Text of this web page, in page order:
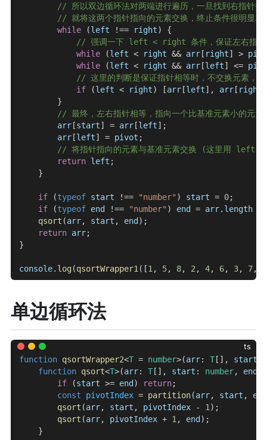
// 所以双边循环法对两端进行遍历，一旦找到右指针
// 就将这两个指针指向的元素交换，终止条件很明显就
        while
(left !== right) {
// 强调一下 left < right 条件，保证左右指针
            while
(left < right && arr[ right] >
            while
(left < right && arr[left] <=
// 这里的判断是保证指针相等时，不交换元素，不
            if
(left < right) [arr[left], arr[ right
        }
        // 最终，左右指针相等，指向一个比基准元素小的元素
        arr
[start] = arr[left];
        arr
[left] = pivot ;
// 将指针指向的元素与基准元素交换 (这里用 left
        return
left ;
    }
    if
(typeof start !== "number" ) start = 0;
    if
(typeof end !== "number" ) end = arr. length -
    qsort
(arr, start , end );
    return
arr;
}
console. log(qsortWrapper1 ([1 , 5, 8, 2 , 4, 6, 3, 7,
单边循环法
ts
function qsortWrapper2<T = number>(arr: T[], start
    function
qsort<T>(arr: T[], start : number, end
        if
(start >= end ) return;
        const
pivotIndex = partition(arr, start , end
        qsort
(arr, start , pivotIndex - 1 );
        qsort
(arr, pivotIndex + 1 , end );
    }